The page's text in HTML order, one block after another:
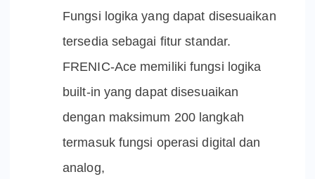
Fungsi logika yang dapat disesuaikan
tersedia sebagai fitur standar.
FRENIC-Ace memiliki fungsi logika
built-in yang dapat disesuaikan
dengan maksimum 200 langkah
termasuk fungsi operasi digital dan
analog,